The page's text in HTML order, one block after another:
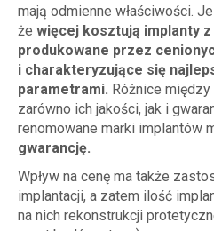
mają odmienne właściwości.
że więcej kosztują implanty z
produkowane przez
i charakteryzujące się
parametrami. Różnice
zarówno ich jakości, jak i
renomowane marki implantów
gwarancję.
Wpływ na cenę ma także
implantacji, a zatem ilość
na nich rekonstrukcji